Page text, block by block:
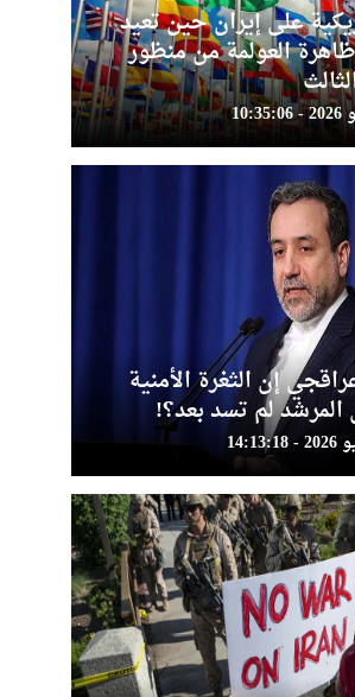
على إيران حين تعيد
العولمة من منظور
إن الثغرة الأمنية
لم تسد بعد؟!